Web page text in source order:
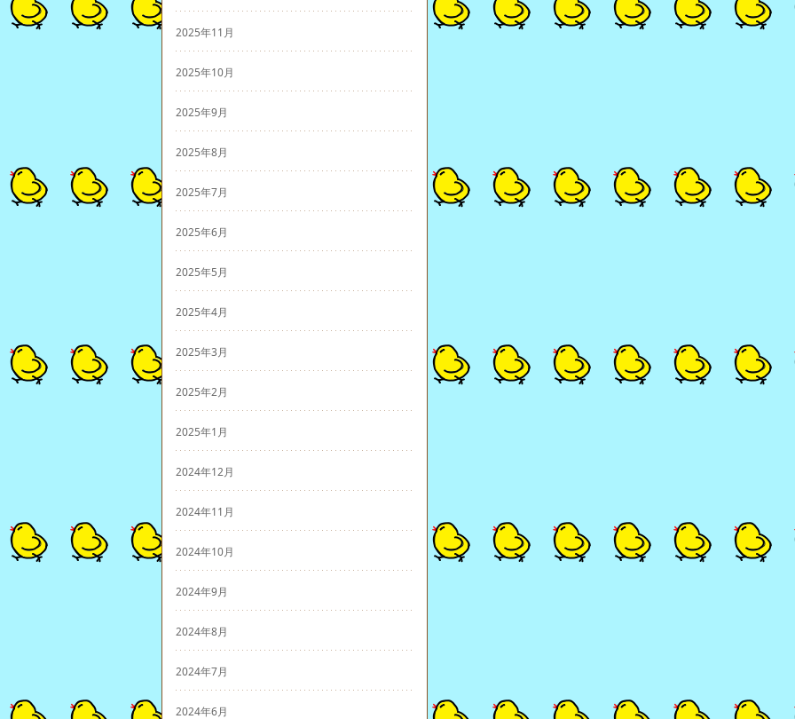
2025年11月
2025年10月
2025年9月
2025年8月
2025年7月
2025年6月
2025年5月
2025年4月
2025年3月
2025年2月
2025年1月
2024年12月
2024年11月
2024年10月
2024年9月
2024年8月
2024年7月
2024年6月